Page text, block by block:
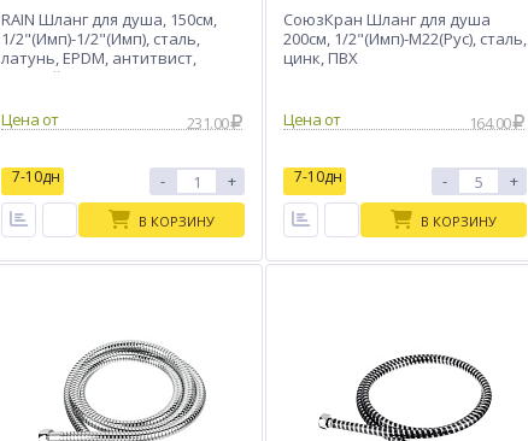
RAIN Шланг для душа, 150см,
1/2"(Имп)-1/2"(Имп), сталь,
латунь, EPDM, антитвист,
черный
Цена от
231.00
7-10дн - +
В КОРЗИНУ
СоюзКран Шланг для душа
200см, 1/2"(Имп)-М22(Рус), сталь,
цинк, ПВХ
Цена от 164.00
7-10дн - +
В КОРЗИНУ